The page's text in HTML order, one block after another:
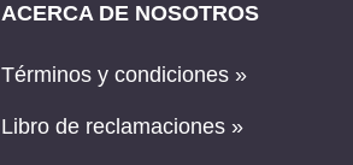
ACERCA DE NOSOTROS
Términos y condiciones »
Libro de reclamaciones »